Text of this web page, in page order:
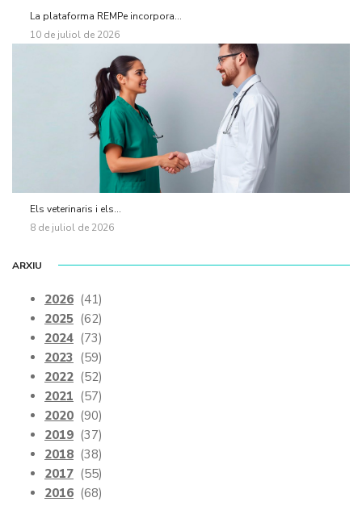
La plataforma REMPe incorpora...
10 de juliol de 2026
Els veterinaris i els...
8 de juliol de 2026
ARXIU
2026 (41)
2025 (62)
2024 (73)
2023 (59)
2022 (52)
2021 (57)
2020 (90)
2019 (37)
2018 (38)
2017 (55)
2016 (68)